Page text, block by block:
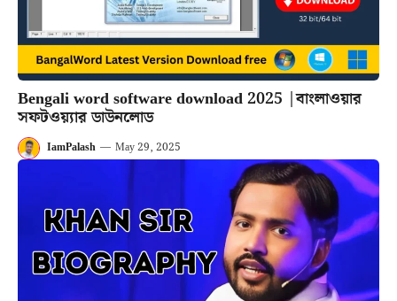
Bengali word software download 2025 |বাংলাওয়ার
সফটওয়্যার ডাউনলোড
IamPalash — May 29, 2025